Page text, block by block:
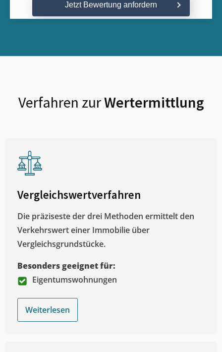
Jetzt Bewertung anfordern
Verfahren zurWertermittlung
Vergleichswertverfahren
Die präziseste der drei Methoden ermittelt den
Verkehrswert einer Immobilie über
Vergleichsgrundstücke.
Besonders geeignet für:
Eigentumswohnungen
Weiterlesen